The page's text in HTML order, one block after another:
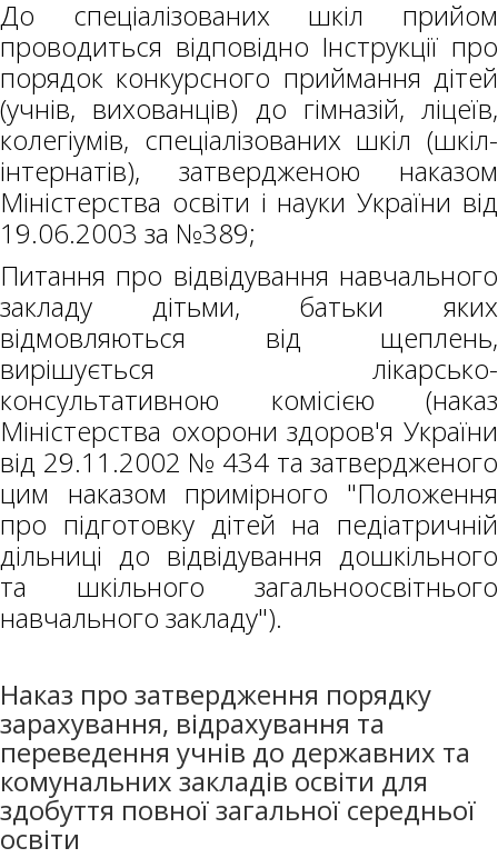
До спеціалізованих шкіл прийом
проводиться відповідно Інструкції про
порядок конкурсного приймання дітей
(учнів, вихованців) до гімназій, ліцеїв,
колегіумів, спеціалізованих шкіл (шкіл-
інтернатів), затвердженою наказом
Міністерства освіти і науки України від
19.06.2003 за №389;
Питання про відвідування навчального
закладу дітьми, батьки яких
відмовляються від щеплень,
вирішується лікарсько-
консультативною комісією (наказ
Міністерства охорони здоров'я України
від 29.11.2002 № 434 та затвердженого
цим наказом примірного "Положення
про підготовку дітей на педіатричній
дільниці до відвідування дошкільного
та шкільного загальноосвітнього
навчального закладу").
Наказ про затвердження порядку
зарахування, відрахування та
переведення учнів до державних та
комунальних закладів освіти для
здобуття повної загальної середньої
освіти